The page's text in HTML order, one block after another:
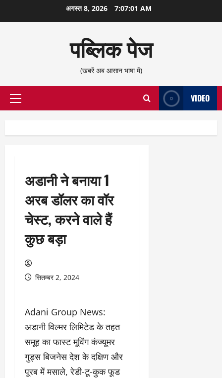
सामग्री
अगस्त 8, 2026 7:07:02 AM
पब्लिक पेज
(खबरें अब आसान भाषा में)
प्राथमिक
VIDEO
अडानी ने बनाया 1
अरब डॉलर का वॉर
चेस्ट, करने वाले हैं
कुछ बड़ा
सितम्बर 2, 2024
Adani Group News:
अडानी विल्मर लिमिटेड के तहत
समूह का फास्ट मूविंग कंज्यूमर
गुड्स बिजनेस देश के दक्षिण और
पूरब में मसाले, रेडी-टू-कुक फूड